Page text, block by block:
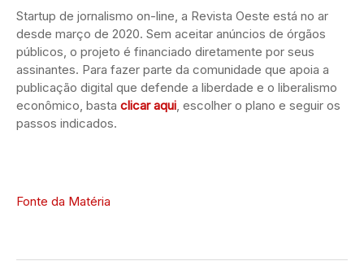
Startup de jornalismo on-line, a Revista Oeste está no ar
desde março de 2020. Sem aceitar anúncios de órgãos
públicos, o projeto é financiado diretamente por seus
assinantes. Para fazer parte da comunidade que apoia a
publicação digital que defende a liberdade e o liberalismo
econômico, basta clicar aqui, escolher o plano e seguir os
passos indicados.
Fonte da Matéria